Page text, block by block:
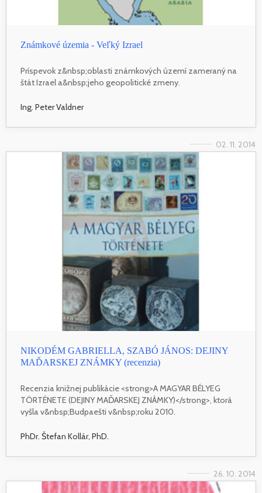
Známkové územia - Veľký Izrael
Príspevok z&nbsp;oblasti známkových území zameraný na
štát Izrael a&nbsp;jeho geopolitické zmeny.
Ing. Peter Valdner
02. 11. 2014
NIKODÉM GABRIELLA, SZABÓ JÁNOS: DEJINY
MAĎARSKEJ ZNÁMKY (recenzia)
Recenzia knižnej publikácie <strong>A MAGYAR BÉLYEG
TÖRTÉNETE (DEJINY MAĎARSKEJ ZNÁMKY)</strong>, ktorá
vyšla v&nbsp;Budpaešti v&nbsp;roku 2010.
PhDr. Štefan Kollár, PhD.
26. 10. 2014